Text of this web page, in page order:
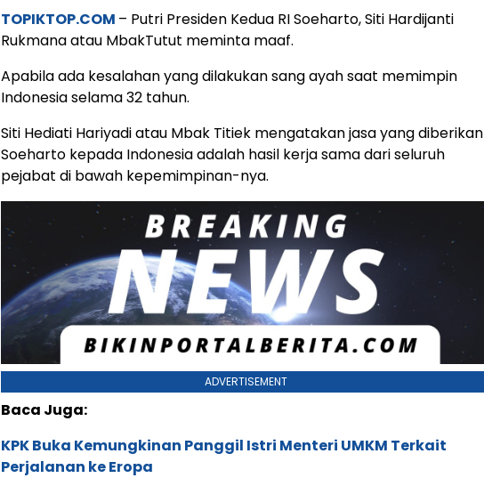
TOPIKTOP.COM – Putri Presiden Kedua RI Soeharto, Siti Hardijanti
Rukmana atau MbakTutut meminta maaf.
Apabila ada kesalahan yang dilakukan sang ayah saat memimpin
Indonesia selama 32 tahun.
Siti Hediati Hariyadi atau Mbak Titiek mengatakan jasa yang diberikan
Soeharto kepada Indonesia adalah hasil kerja sama dari seluruh
pejabat di bawah kepemimpinan-nya.
ADVERTISEMENT
Baca Juga:
KPK Buka Kemungkinan Panggil Istri Menteri UMKM Terkait
Perjalanan ke Eropa